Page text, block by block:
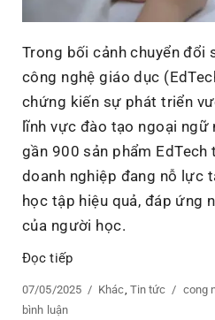
Trong bối cảnh chuyển đổi
công nghệ giáo dục
chứng kiến sự phát triển
lĩnh vực đào tạo ngoại ngữ
gần 900 sản phẩm
doanh nghiệp đang nỗ lực
học tập hiệu quả, đáp ứng
của người học.
Đọc tiếp“Công nghệ giáo dục
Posted
on
07/05/2025 Categories
Khác, Tin tức Tags
cong
bình luậnở